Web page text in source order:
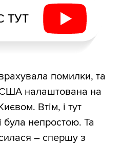
ТУТ
помилки, та
США налаштована на
Втім, і тут
була непростою. Та
– спершу з